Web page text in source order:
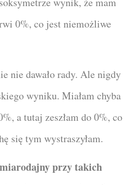
0%, co jest niemożliwe
nie dawało rady. Ale nigdy
wyniku. Miałam chyba
a tutaj zeszłam do 0%, co
się tym wystraszyłam.
przy takich